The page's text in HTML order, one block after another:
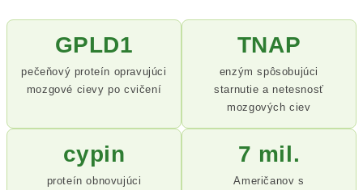
GPLD1
pečeňový proteín opravujúci
mozgové cievy po cvičení
TNAP
enzým spôsobujúci
starnutie a netesnosť
mozgových ciev
cypin
proteín obnovujúci
7 mil.
Američanov s